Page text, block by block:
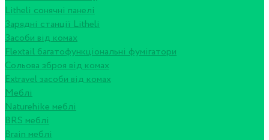
Litheli сонячні панелі
Зарядні станції Litheli
Засоби від комах
Flextail багатофункціональні фумігатори
Сольова зброя від комах
Extravel засоби від комах
Меблі
Naturehike меблі
BRS меблі
Brain меблі